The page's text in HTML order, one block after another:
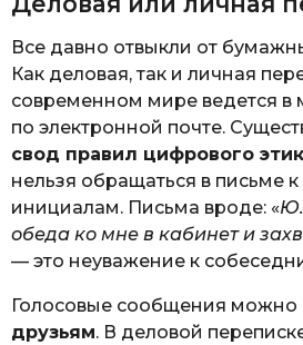
Все давно отвыкли от
Как деловая, так и личная
современном мире ведется в
по электронной почте.
свод правил цифрового
нельзя обращаться в письме к
инициалам. Письма вроде: «
обеда ко мне в кабинет и
— это неуважение к
Голосовые сообщения можно
друзьям. В деловой